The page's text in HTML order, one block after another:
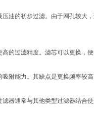
油的初步过滤。由于网孔较大
过滤精度。滤芯可以更换，便
能力。其缺点是更换频率较高
器通常与其他类型过滤器结合